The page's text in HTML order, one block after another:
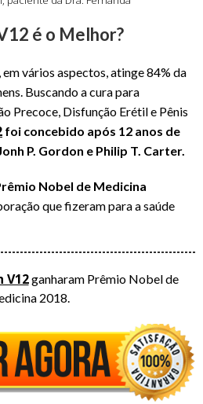
é o Melhor?
vários aspectos, atinge 84% da
Buscando a cura para
Precoce, Disfunção Erétil e Pênis
foi concebido após 12 anos de
P. Gordon e Philip T. Carter.
Nobel de Medicina
que fizeram para a saúde
V12ganharam Prêmio Nobel de
2018.